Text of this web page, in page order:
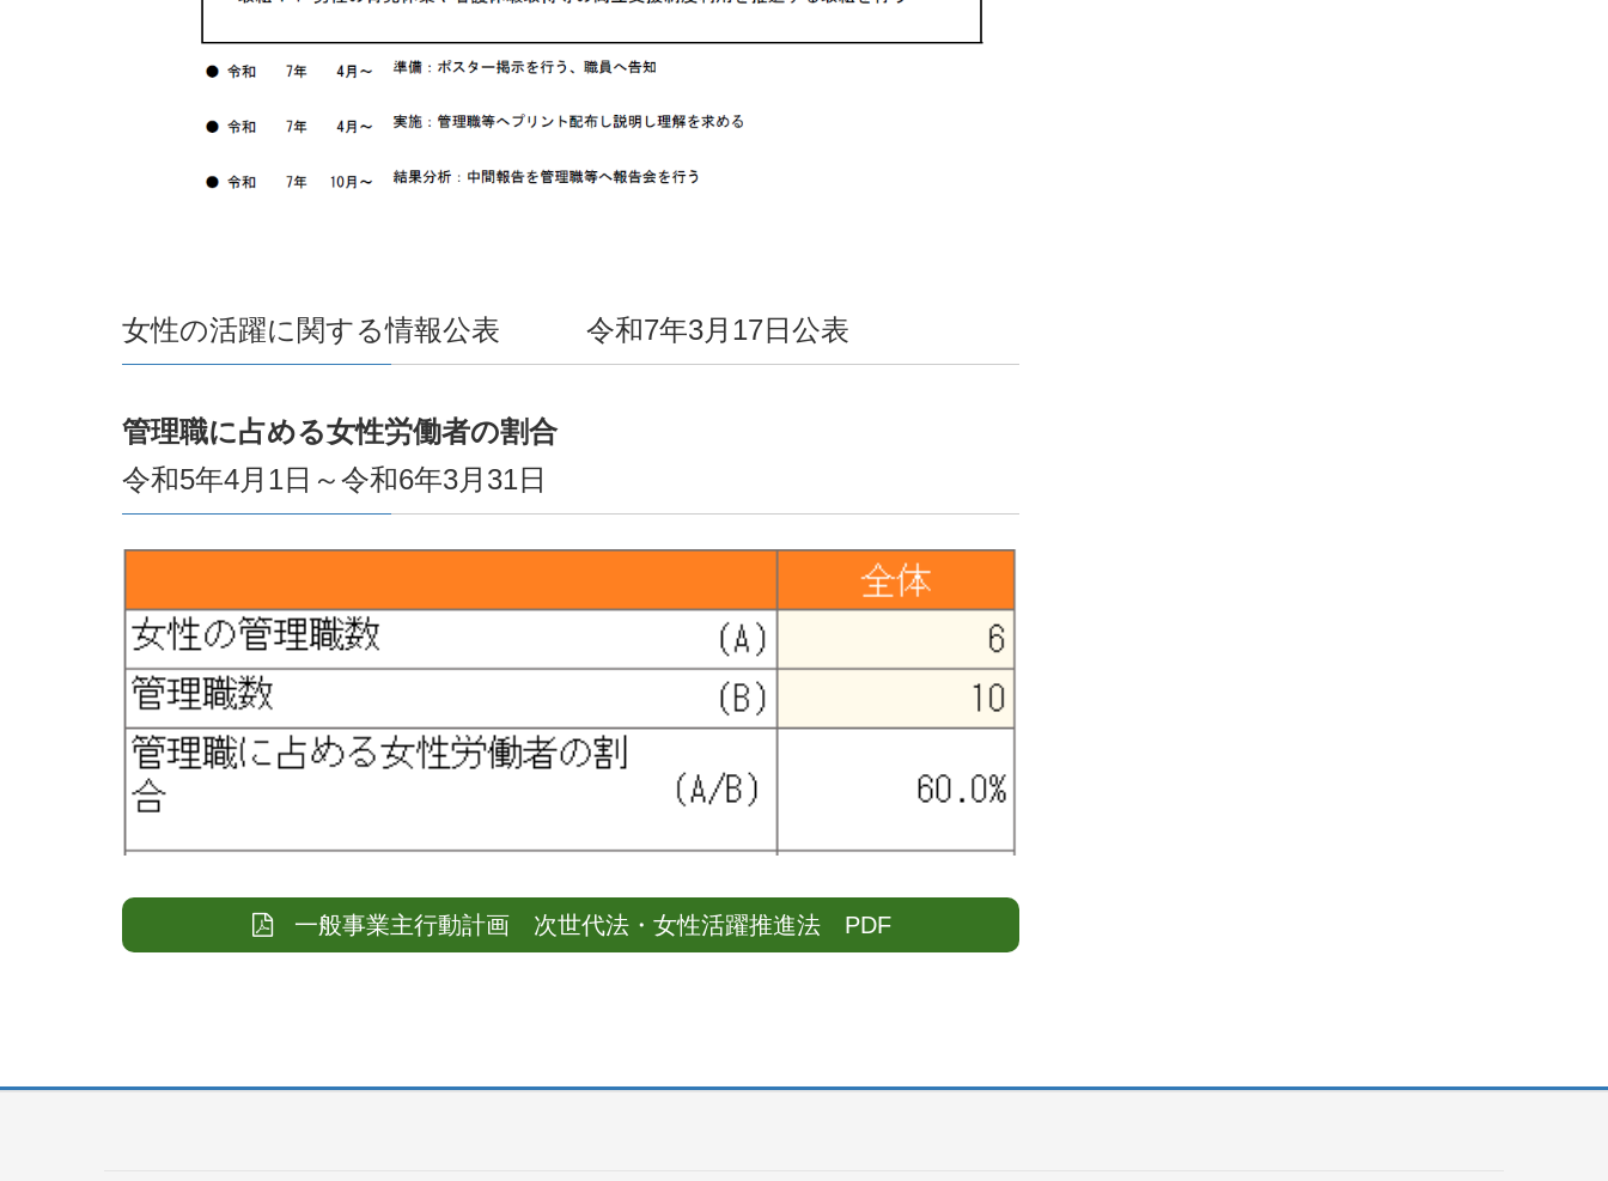
女性の活躍に関する情報公表 令和7年3月17日公表
管理職に占める女性労働者の割合
令和5年4月1日～令和6年3月31日
一般事業主行動計画 次世代法・女性活躍推進法 PDF